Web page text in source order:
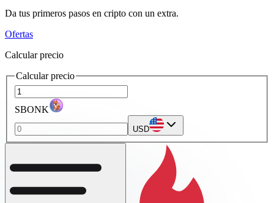
Da tus primeros pasos en cripto con un extra.
Ofertas
Calcular precio
Calcular precio
SBONK
USD